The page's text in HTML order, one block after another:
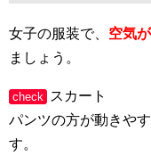
女子の服装で、 空気
ましょう。
check
スカート
パンツの方が動きや
す。